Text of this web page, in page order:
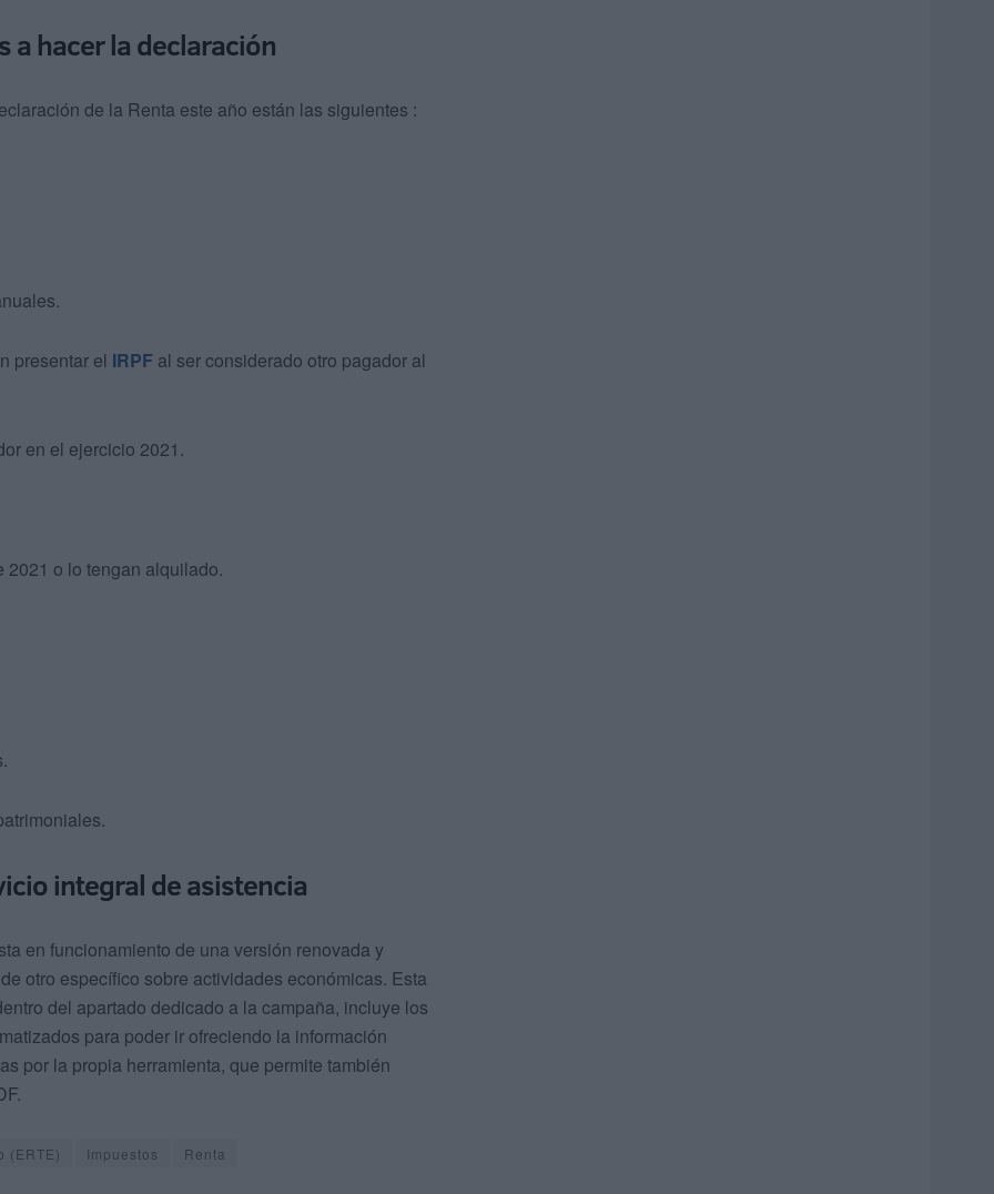
a hacer la declaración
de la Renta este año están las siguientes :
presentar el IRPF al ser considerado otro pagador al
en el ejercicio 2021.
o lo tengan alquilado.
integral de asistencia
en funcionamiento de una versión renovada y
otro específico sobre actividades económicas. Esta
del apartado dedicado a la campaña, incluye los
para poder ir ofreciendo la información
por la propia herramienta, que permite también
(ERTE) Impuestos Renta